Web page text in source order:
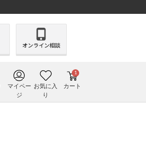
オンライン相談
マイペー
ジ
お気に入
り
1
カート